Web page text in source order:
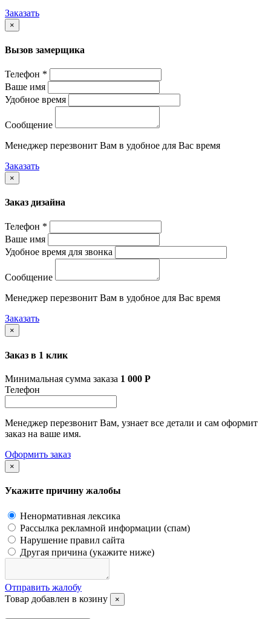
Заказать
×
Вызов замерщика
Телефон *
Ваше имя
Удобное время
Сообщение
Менеджер перезвонит Вам в удобное для Вас время
Заказать
×
Заказ дизайна
Телефон *
Ваше имя
Удобное время для звонка
Сообщение
Менеджер перезвонит Вам в удобное для Вас время
Заказать
×
Заказ в 1 клик
Минимальная сумма заказа 1 000 Р
Телефон
Менеджер перезвонит Вам, узнает все детали и сам оформит
заказ на ваше имя.
Оформить заказ
×
Укажите причину жалобы
Ненормативная лексика
Рассылка рекламной информации (спам)
Нарушение правил сайта
Другая причина (укажите ниже)
Отправить жалобу
Товар добавлен в козину
×